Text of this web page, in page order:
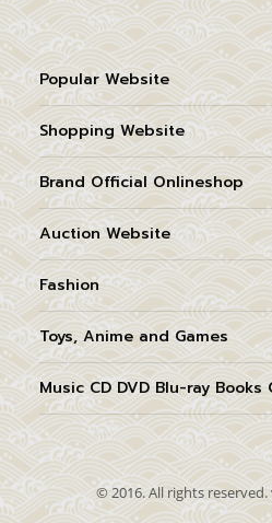
Popular Website
Shopping Website
Brand Official Onlineshop
Auction Website
Fashion
Toys, Anime and Games
Music CD DVD Blu-ray Books
© 2016. All rights